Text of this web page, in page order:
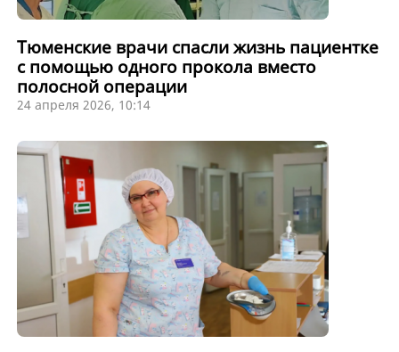
Тюменские врачи спасли жизнь пациентке
с помощью одного прокола вместо
полосной операции
24 апреля 2026, 10:14